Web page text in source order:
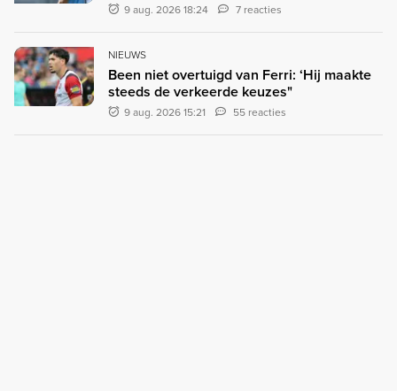
9 aug. 2026 18:24 7 reacties
NIEUWS
Been niet overtuigd van Ferri: ‘Hij maakte
steeds de verkeerde keuzes"
9 aug. 2026 15:21 55 reacties